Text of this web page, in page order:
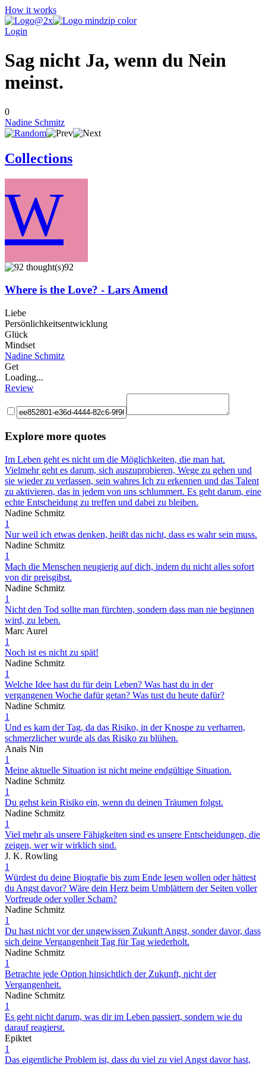
How it works
Login
Sag nicht Ja, wenn du Nein
meinst.
0
Nadine Schmitz
Collections
W
92
Where is the Love? - Lars Amend
Liebe
Persönlichkeitsentwicklung
Glück
Mindset
Nadine Schmitz
Get
Loading...
Review
Explore more quotes
Im Leben geht es nicht um die Möglichkeiten, die man hat.
Vielmehr geht es darum, sich auszuprobieren, Wege zu gehen und
sie wieder zu verlassen, sein wahres Ich zu erkennen und das Talent
zu aktivieren, das in jedem von uns schlummert. Es geht darum, eine
echte Entscheidung zu treffen und dabei zu bleiben.
Nadine Schmitz
1
Nur weil ich etwas denken, heißt das nicht, dass es wahr sein muss.
Nadine Schmitz
1
Mach die Menschen neugierig auf dich, indem du nicht alles sofort
von dir preisgibst.
Nadine Schmitz
1
Nicht den Tod sollte man fürchten, sondern dass man nie beginnen
wird, zu leben.
Marc Aurel
1
Noch ist es nicht zu spät!
Nadine Schmitz
1
Welche Idee hast du für dein Leben? Was hast du in der
vergangenen Woche dafür getan? Was tust du heute dafür?
Nadine Schmitz
1
Und es kam der Tag, da das Risiko, in der Knospe zu verharren,
schmerzlicher wurde als das Risiko zu blühen.
Anaïs Nin
1
Meine aktuelle Situation ist nicht meine endgültige Situation.
Nadine Schmitz
1
Du gehst kein Risiko ein, wenn du deinen Träumen folgst.
Nadine Schmitz
1
Viel mehr als unsere Fähigkeiten sind es unsere Entscheidungen, die
zeigen, wer wir wirklich sind.
J. K. Rowling
1
Würdest du deine Biografie bis zum Ende lesen wollen oder hättest
du Angst davor? Wäre dein Herz beim Umblättern der Seiten voller
Vorfreude oder voller Scham?
Nadine Schmitz
1
Du hast nicht vor der ungewissen Zukunft Angst, sonder davor, dass
sich deine Vergangenheit Tag für Tag wiederholt.
Nadine Schmitz
1
Betrachte jede Option hinsichtlich der Zukunft, nicht der
Vergangenheit.
Nadine Schmitz
1
Es geht nicht darum, was dir im Leben passiert, sondern wie du
darauf reagierst.
Epiktet
1
Das eigentliche Problem ist, dass du viel zu viel Angst davor hast,